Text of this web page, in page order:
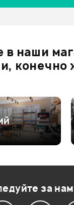
0.0
в наши
конечно
за